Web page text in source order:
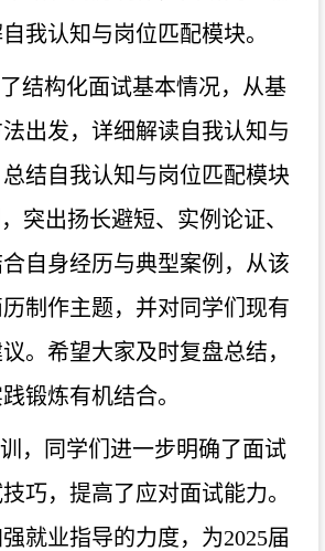
我认知与岗位匹配模块。
结构化面试基本情况，从基
出发，详细解读自我认知与
结自我认知与岗位匹配模块
突出扬长避短、实例论证、
自身经历与典型案例，从该
制作主题，并对同学们现有
。希望大家及时复盘总结，
锻炼有机结合。
，同学们进一步明确了面试
巧，提高了应对面试能力。
就业指导的力度，为2025届